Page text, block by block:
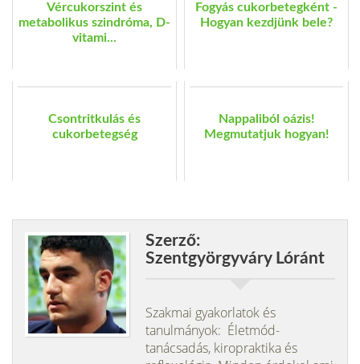
Vércukorszint és
metabolikus szindróma, D-
vitami...
Fogyás cukorbetegként -
Hogyan kezdjünk bele?
Csontritkulás és
cukorbetegség
Nappaliból oázis!
Megmutatjuk hogyan!
Szerző:
Szentgyörgyváry Lóránt
Szakmai gyakorlatok és
tanulmányok: Életmód-
tanácsadás, kiropraktika és